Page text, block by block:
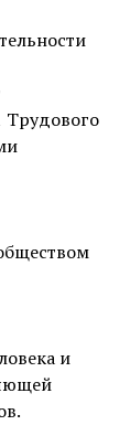
Трудового
и